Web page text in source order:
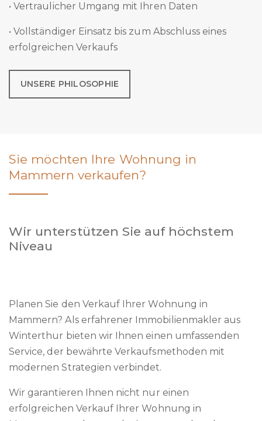
• Vertraulicher Umgang mit Ihren Daten
• Vollständiger Einsatz bis zum Abschluss eines
erfolgreichen Verkaufs
UNSERE PHILOSOPHIE
Sie möchten Ihre Wohnung in
Mammern verkaufen?
Wir unterstützen Sie auf höchstem
Niveau
Planen Sie den Verkauf Ihrer Wohnung in
Mammern? Als erfahrener Immobilienmakler aus
Winterthur bieten wir Ihnen einen umfassenden
Service, der bewährte Verkaufsmethoden mit
modernen Strategien verbindet.
Wir garantieren Ihnen nicht nur einen
erfolgreichen Verkauf Ihrer Wohnung in